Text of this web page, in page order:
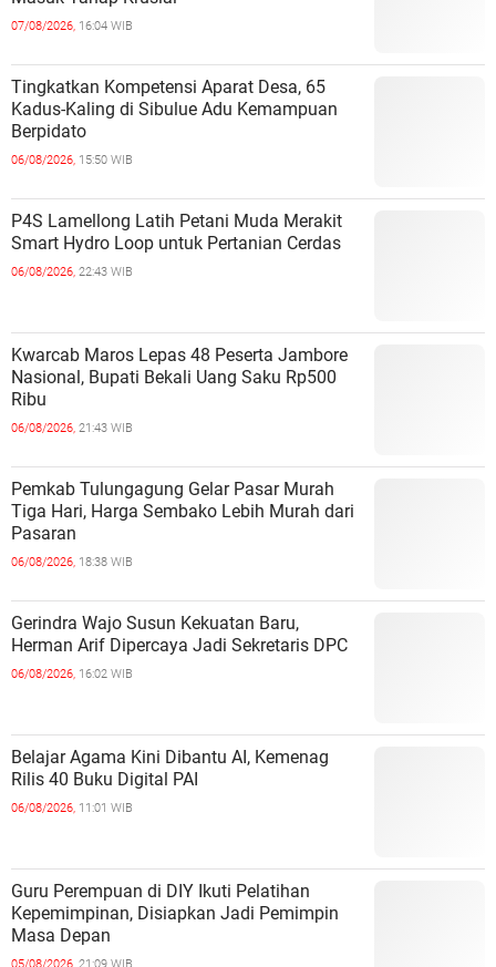
07/08/2026, 16:04 WIB
Tingkatkan Kompetensi Aparat Desa, 65
Kadus-Kaling di Sibulue Adu Kemampuan
Berpidato
06/08/2026, 15:50 WIB
P4S Lamellong Latih Petani Muda Merakit
Smart Hydro Loop untuk Pertanian Cerdas
06/08/2026, 22:43 WIB
Kwarcab Maros Lepas 48 Peserta Jambore
Nasional, Bupati Bekali Uang Saku Rp500
Ribu
06/08/2026, 21:43 WIB
Pemkab Tulungagung Gelar Pasar Murah
Tiga Hari, Harga Sembako Lebih Murah dari
Pasaran
06/08/2026, 18:38 WIB
Gerindra Wajo Susun Kekuatan Baru,
Herman Arif Dipercaya Jadi Sekretaris DPC
06/08/2026, 16:02 WIB
Belajar Agama Kini Dibantu AI, Kemenag
Rilis 40 Buku Digital PAI
06/08/2026, 11:01 WIB
Guru Perempuan di DIY Ikuti Pelatihan
Kepemimpinan, Disiapkan Jadi Pemimpin
Masa Depan